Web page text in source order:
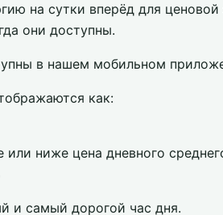
на сутки вперёд для
они доступны.
в нашем мобильном
как:
ниже цена дневного
и самый дорогой час дня.